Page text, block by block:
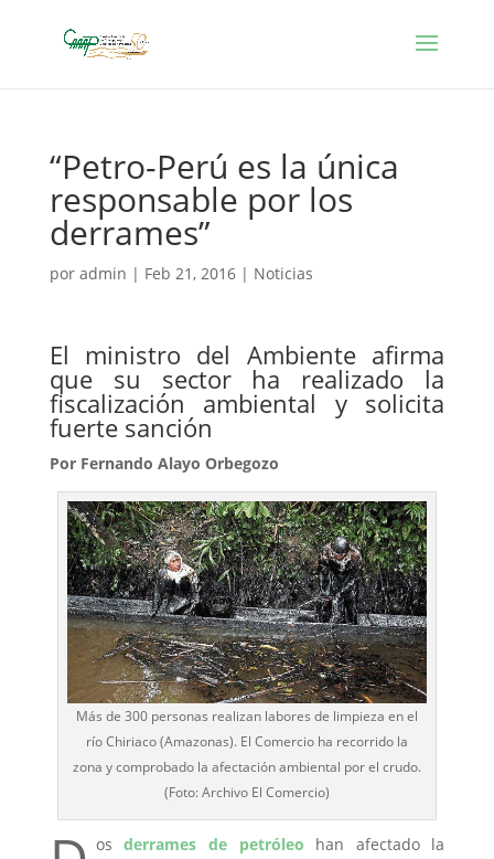
“Petro-Perú es la única
responsable por los
derrames”
por admin | Feb 21, 2016| Noticias
El ministro del Ambiente afirma
que su sector ha realizado la
fiscalización ambiental y solicita
fuerte sanción
Por Fernando Alayo Orbegozo
Más de 300 personas realizan labores de limpieza en el
río Chiriaco (Amazonas). El Comercio ha recorrido la
zona y comprobado la afectación ambiental por el crudo.
(Foto: Archivo El Comercio)
osderrames de petróleo han afectado la